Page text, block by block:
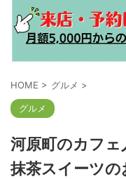
HOME > グルメ >
グルメ
河原町のカフェ
抹茶スイーツの